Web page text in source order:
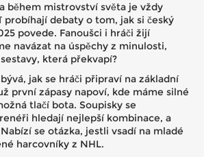
během mistrovství světa je vždy
debaty o tom, jak si český
povede. Fanoušci i hráči žijí
navázat na úspěchy z minulosti,
která překvapí?
jak se hráči připraví na základní
první zápasy napoví, kde máme silné
tlačí bota. Soupisky se
hledají nejlepší kombinace, a
se otázka, jestli vsadí na mladé
harcovníky z NHL.